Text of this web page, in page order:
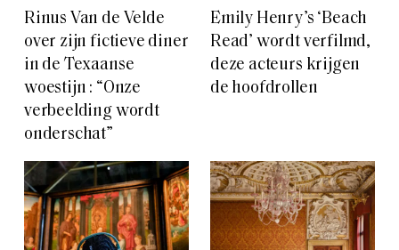
Rinus Van de Velde
over zijn fictieve diner
in de Texaanse
woestijn : “Onze
verbeelding wordt
onderschat”
Emily Henry’s ‘Beach
Read’ wordt verfilmd,
deze acteurs krijgen
de hoofdrollen